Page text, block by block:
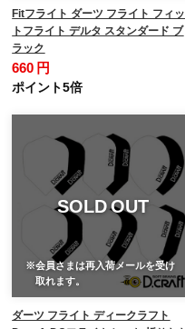
Fitフライト ダーツ フライト フィッ
トフライト デルタ スタンダード ブ
ラック
660 円
ポイント5倍
SOLD OUT
※会員さまは再入荷メールを受け
取れます。
ダーツ フライト ディークラフト